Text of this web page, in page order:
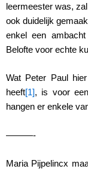
leermeester was,
ook duidelijk
enkel een
Belofte voor echte
Wat Peter Paul
heeft[1], is voor
hangen er enkele
———-
Maria Pijpelincx